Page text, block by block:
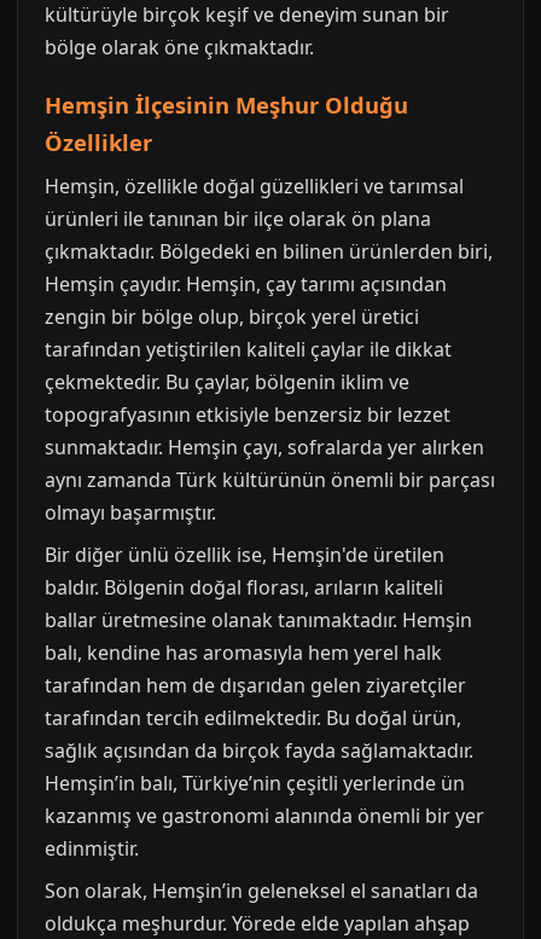
kültürüyle birçok keşif ve deneyim sunan bir
bölge olarak öne çıkmaktadır.
Hemşin İlçesinin Meşhur Olduğu
Özellikler
Hemşin, özellikle doğal güzellikleri ve tarımsal
ürünleri ile tanınan bir ilçe olarak ön plana
çıkmaktadır. Bölgedeki en bilinen ürünlerden biri,
Hemşin çayıdır. Hemşin, çay tarımı açısından
zengin bir bölge olup, birçok yerel üretici
tarafından yetiştirilen kaliteli çaylar ile dikkat
çekmektedir. Bu çaylar, bölgenin iklim ve
topografyasının etkisiyle benzersiz bir lezzet
sunmaktadır. Hemşin çayı, sofralarda yer alırken
aynı zamanda Türk kültürünün önemli bir parçası
olmayı başarmıştır.
Bir diğer ünlü özellik ise, Hemşin'de üretilen
baldır. Bölgenin doğal florası, arıların kaliteli
ballar üretmesine olanak tanımaktadır. Hemşin
balı, kendine has aromasıyla hem yerel halk
tarafından hem de dışarıdan gelen ziyaretçiler
tarafından tercih edilmektedir. Bu doğal ürün,
sağlık açısından da birçok fayda sağlamaktadır.
Hemşin’in balı, Türkiye’nin çeşitli yerlerinde ün
kazanmış ve gastronomi alanında önemli bir yer
edinmiştir.
Son olarak, Hemşin’in geleneksel el sanatları da
oldukça meşhurdur. Yörede elde yapılan ahşap